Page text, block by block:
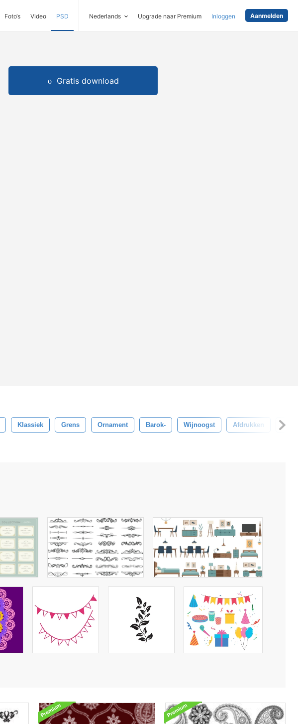
Foto‘s Video PSD Nederlands Upgrade naar Premium Inloggen Aanmelden
Gratis download
Klassiek Grens Ornament Barok- Wijnoogst Afdrukken